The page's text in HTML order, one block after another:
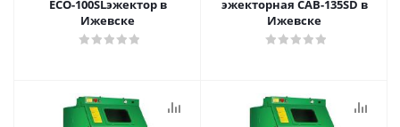
ECO-100SLэжектор в
Ижевске
эжекторная CAB-135SD в
Ижевске